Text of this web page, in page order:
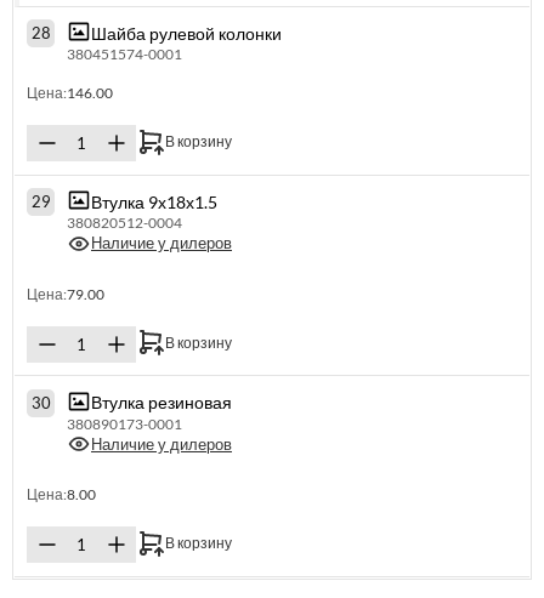
28 Шайба рулевой колонки
380451574-0001
Цена:146.00
В корзину
29 Втулка 9х18х1.5
380820512-0004
Наличие у дилеров
Цена:79.00
В корзину
30 Втулка резиновая
380890173-0001
Наличие у дилеров
Цена:8.00
В корзину